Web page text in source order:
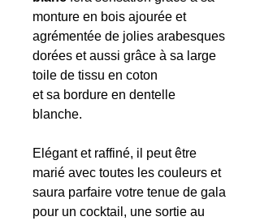
monture en bois ajourée et
agrémentée de jolies arabesques
dorées et aussi grâce à sa large
toile de tissu en coton
et sa bordure en dentelle
blanche.
Elégant et raffiné, il peut être
marié avec toutes les couleurs et
saura parfaire votre tenue de gala
pour un cocktail, une sortie au